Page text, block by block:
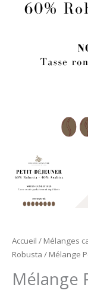
Accueil / Mélanges
Robusta / Mélange
Mélange